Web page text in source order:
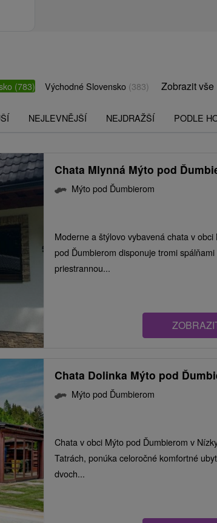
(783) Východné Slovensko (383) Zobrazit vše
NEJLEVNĚJŠÍ NEJDRAŽŠÍ PODLE
Chata Mlynná Mýto pod
Mýto pod Ďumbierom
Moderne a štýlovo vybavená chata v obci
pod Ďumbierom disponuje tromi spálňami
priestrannou...
Chata Dolinka Mýto pod
Mýto pod Ďumbierom
Chata v obci Mýto pod Ďumbierom v
Tatrách, ponúka celoročné komfortné
dvoch...